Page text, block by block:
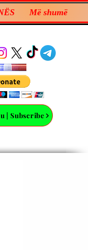
Më shumë
| Subscribe